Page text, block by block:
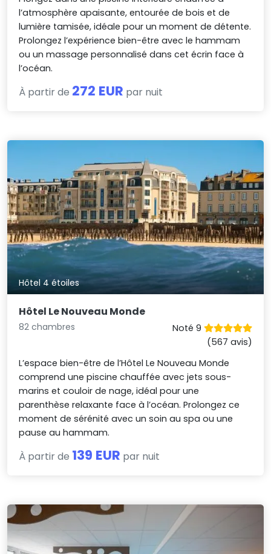
l’atmosphère apaisante, entourée de bois et de
lumière tamisée, idéale pour un moment de détente.
Prolongez l’expérience bien-être avec le hammam
ou un massage personnalisé dans cet écrin face à
l’océan.
À partir de 272 EUR par nuit
Hôtel 4 étoiles
Hôtel Le Nouveau Monde
82 chambres
Noté 9
(567 avis)
L’espace bien-être de l’Hôtel Le Nouveau Monde
comprend une piscine chauffée avec jets sous-
marins et couloir de nage, idéal pour une
parenthèse relaxante face à l’océan. Prolongez ce
moment de sérénité avec un soin au spa ou une
pause au hammam.
À partir de 139 EUR par nuit